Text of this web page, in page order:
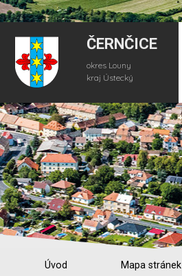
ČERNČICE
okres Louny
kraj Ústecký
Úvod Mapa stránek